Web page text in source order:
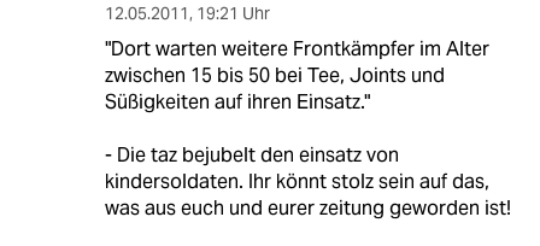
12.05.2011, 19:21 Uhr
"Dort warten weitere Frontkämpfer im Alter
zwischen 15 bis 50 bei Tee, Joints und
Süßigkeiten auf ihren Einsatz."
- Die taz bejubelt den einsatz von
kindersoldaten. Ihr könnt stolz sein auf das,
was aus euch und eurer zeitung geworden ist!